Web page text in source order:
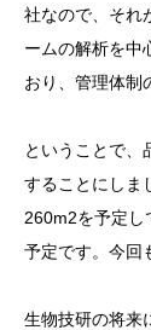
社なので、それ
ームの解析を中
おり、管理体制
ということで、
することにしま
260m2を予定し
予定です。今回
生物技研の将来